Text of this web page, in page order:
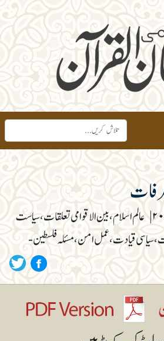
| عالم اسلام، بین الاقوامی تعلقات، سیاست
سیاسی قیادت، عمل امن، مسئلہ فلسطین-